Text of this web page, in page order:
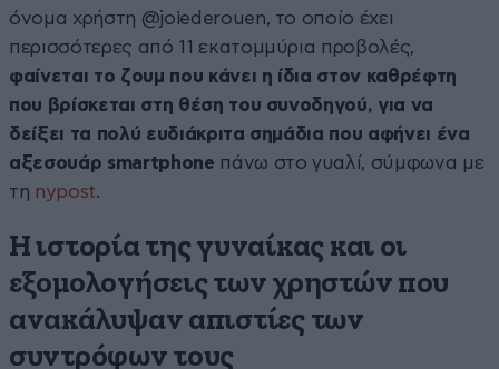
όνομα χρήστη @joiederouen, το οποίο έχει
περισσότερες από 11 εκατομμύρια προβολές,
φαίνεται το ζουμ που κάνει η ίδια στον καθρέφτη
που βρίσκεται στη θέση του συνοδηγού, για να
δείξει τα πολύ ευδιάκριτα σημάδια που αφήνει ένα
αξεσουάρ smartphone πάνω στο γυαλί, σύμφωνα με
τη nypost.
Η ιστορία της γυναίκας και οι
εξομολογήσεις των χρηστών που
ανακάλυψαν απιστίες των
συντρόφων τους